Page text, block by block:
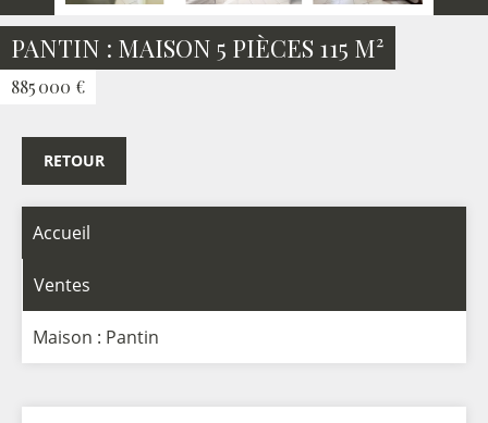
PANTIN : MAISON 5 PIÈCES 115 M²
885 000 €
Accueil
Ventes
Maison : Pantin
RETOUR